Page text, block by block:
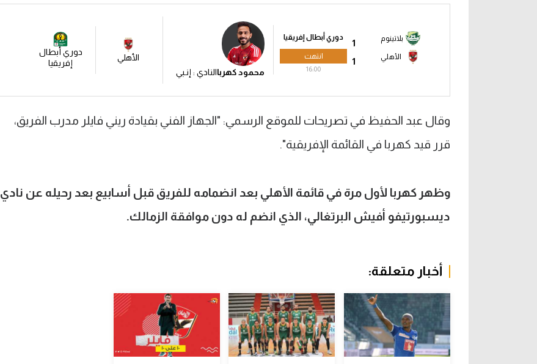
1
بلاتينوم
1
الأهلي
دوري أبطال إفريقيا
انتهت
16:00
محمود كهرباالنادي : إنـبي
الأهلي
دوري أبطال
إفريقيا
وقال عبد الحفيظ في تصريحات للموقع الرسمي: "الجهاز الفني بقيادة ريني فايلر مدرب الفريق،
قرر قيد كهربا في القائمة الإفريقية".
وظهر كهربا لأول مرة في قائمة الأهلي بعد انضمامه للفريق قبل أسابيع بعد رحيله عن نادي
ديسبورتيفو أفيش البرتغالي، الذي انضم له دون موافقة الزمالك.
أخبار متعلقة: